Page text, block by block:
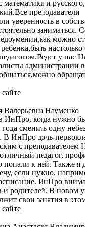
математики и
преподаватели
уверенность в
заниматься.
можно
у нас
администрации
сайте
Науменко
ИнПро, когда нужно
года сменить одну
В ИнПро дочь-
с преподавателем
педагог,
попали к ней. Также я
если нужно,
ИнПро
и родителей. В новом
свои занятия в
сайте